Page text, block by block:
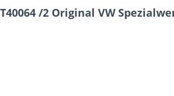
/2 Original VW